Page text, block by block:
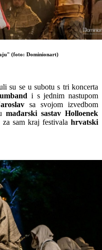
(foto: Dominionart)
su se u subotu s tri koncerta
i s jednim nastupom
sa svojom izvedbom
mađarski sastav Holloenek
sam kraj festivala hrvatski